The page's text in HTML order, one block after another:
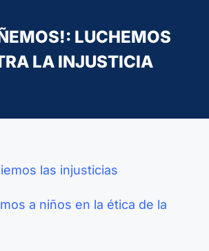
LUCHEMOS
LA INJUSTICIA
las injusticias
a niños en la ética de la